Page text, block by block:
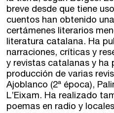
breve desde que tiene
cuentos han obtenido
certámenes literarios
literatura catalana. Ha
narraciones, críticas y
y revistas catalanas y ha
producción de varias
Ajoblanco (2ª época),
L’Eixam. Ha realizado
poemas en radio y